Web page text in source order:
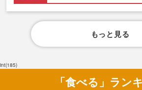
もっと見る
int(185)
「食べる」ラン